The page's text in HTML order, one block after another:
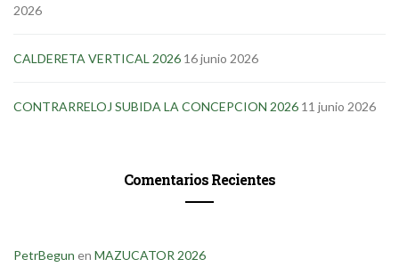
2026
CALDERETA VERTICAL 2026 16 junio 2026
CONTRARRELOJ SUBIDA LA CONCEPCION 2026 11 junio 2026
Comentarios Recientes
PetrBegun en MAZUCATOR 2026